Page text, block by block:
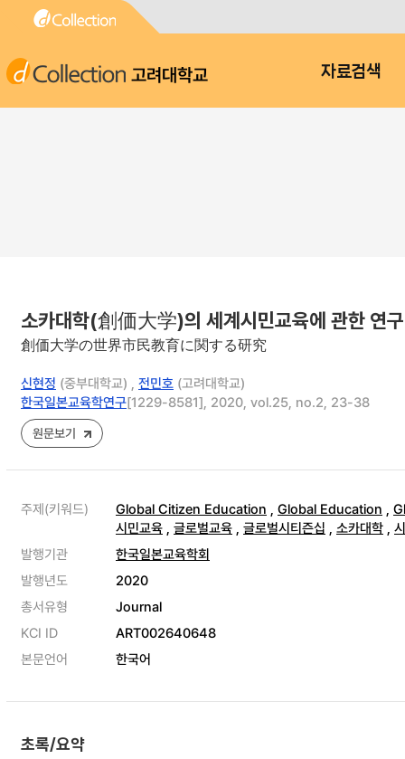
고려대학교 자료검색
소카대학(創価大学)의 세계시민교육에 관한 연구
創価大学の世界市民教育に関する研究
신현정 (중부대학교) , 전민호 (고려대학교)
한국일본교육학연구[1229-8581], 2020, vol.25, no.2, 23-38
원문보기
주제(키워드) Global Citizen Education , Global Education ,
시민교육 , 글로벌교육 , 글로벌시티즌십 , 소카대학 ,
발행기관
한국일본교육학회
발행년도
2020
총서유형
Journal
KCI ID
ART002640648
본문언어
한국어
초록/요약